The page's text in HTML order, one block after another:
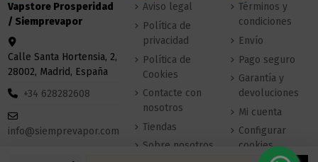
Vapstore Prosperidad
/ Siemprevapor
Calle Santa Hortensia, 2,
28002, Madrid, España
+34 628282608
info@siemprevapor.com
Aviso legal
Política de
privacidad
Política de
Cookies
Contacte con
nosotros
Tiendas
Sobre nosotros
Términos y
condiciones
Envío
Pago seguro
Garantía y
devoluciones
Mi cuenta
Configurar
cookies